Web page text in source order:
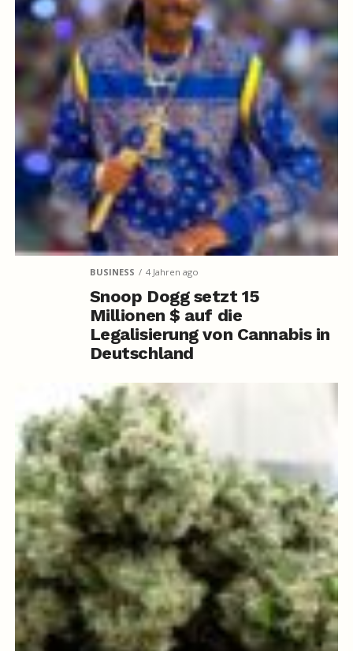
BUSINESS 4 Jahren ago
Snoop Dogg setzt 15
Millionen $ auf die
Legalisierung von Cannabis in
Deutschland